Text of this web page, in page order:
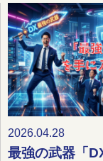
2026.04.28
最強の武器「